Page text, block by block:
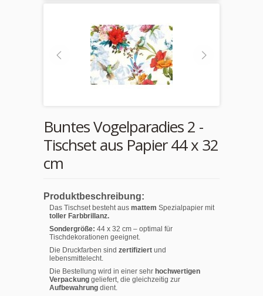
Buntes Vogelparadies 2 -
Tischset aus Papier 44 x 32
cm
Produktbeschreibung:
Das Tischset besteht aus mattem Spezialpapier mit
toller Farbbrillanz.
Sondergröße: 44 x 32 cm – optimal für
Tischdekorationen geeignet.
Die Druckfarben sind zertifiziert und
lebensmittelecht.
Die Bestellung wird in einer sehr hochwertigen
Verpackung geliefert, die gleichzeitig zur
Aufbewahrung dient.